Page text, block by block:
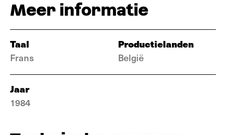
Meer informatie
Taal
Frans
Productielanden
België
Jaar
1984